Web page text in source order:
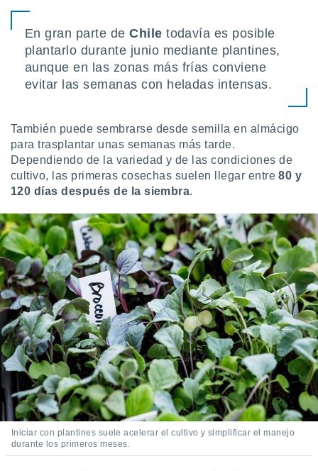
Puedes
acceder a
abono
similares
como
este sitio
IP
de
posible
traten tus
en
interés
a lo que
Para
su
u
datos
En gran parte deChile todavía es posible
plantarlo durante junio mediante plantines,
aunque en las zonas más frías conviene
evitar las semanas con heladas intensas.
También puede sembrarse desde semilla en almácigo
para trasplantar unas semanas más tarde.
Dependiendo de la variedad y de las condiciones de
cultivo, las primeras cosechas suelen llegar entre 80 y
120 días después de la siembra.
Iniciar con plantines suele acelerar el cultivo y simplificar el manejo
durante los primeros meses.